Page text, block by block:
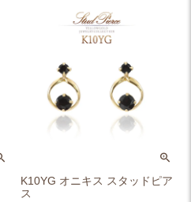
K10YG オニキス スタッドピア
ス